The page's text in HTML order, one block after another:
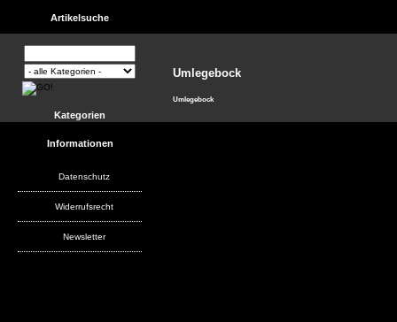
Artikelsuche
Kategorien
Informationen
Datenschutz
Widerrufsrecht
Newsletter
Umlegebock
Umlegebock